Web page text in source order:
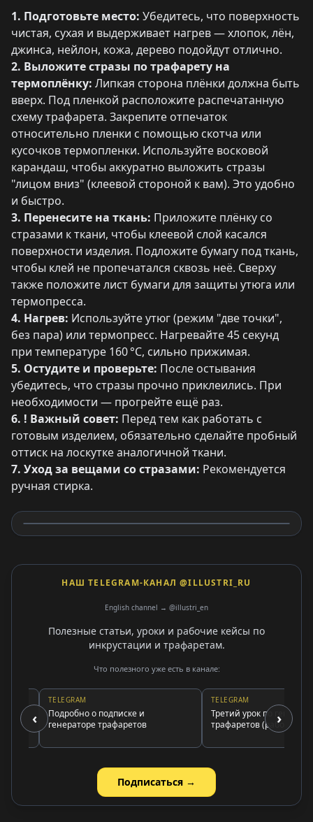
1. Подготовьте место: Убедитесь, что поверхность
чистая, сухая и выдерживает нагрев — хлопок, лён,
джинса, нейлон, кожа, дерево подойдут отлично.
2. Выложите стразы по трафарету на
термоплёнку: Липкая сторона плёнки должна быть
вверх. Под пленкой расположите распечатанную
схему трафарета. Закрепите отпечаток
относительно пленки с помощью скотча или
кусочков термопленки. Используйте восковой
карандаш, чтобы аккуратно выложить стразы
"лицом вниз" (клеевой стороной к вам). Это удобно
и быстро.
3. Перенесите на ткань: Приложите плёнку со
стразами к ткани, чтобы клеевой слой касался
поверхности изделия. Подложите бумагу под ткань,
чтобы клей не пропечатался сквозь неё. Сверху
также положите лист бумаги для защиты утюга или
термопресса.
4. Нагрев: Используйте утюг (режим "две точки",
без пара) или термопресс. Нагревайте 45 секунд
при температуре 160 °C, сильно прижимая.
5. Остудите и проверьте: После остывания
убедитесь, что стразы прочно приклеились. При
необходимости — прогрейте ещё раз.
6. ! Важный совет: Перед тем как работать с
готовым изделием, обязательно сделайте пробный
оттиск на лоскутке аналогичной ткани.
7. Уход за вещами со стразами: Рекомендуется
ручная стирка.
НАШ TELEGRAM-КАНАЛ @ILLUSTRI_RU
English channel → @illustri_en
Полезные статьи, уроки и рабочие кейсы по
инкрустации и трафаретам.
Что полезного уже есть в канале:
‹
TELEGRAM
Подробно о подписке и
генераторе трафаретов
TELEGRAM
Третий урок по генератору
трафаретов (работа с
›
Подписаться →